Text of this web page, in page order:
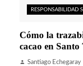
RESPONSABILIDAD
Cómo la
cacao en
Santiago Echegaray